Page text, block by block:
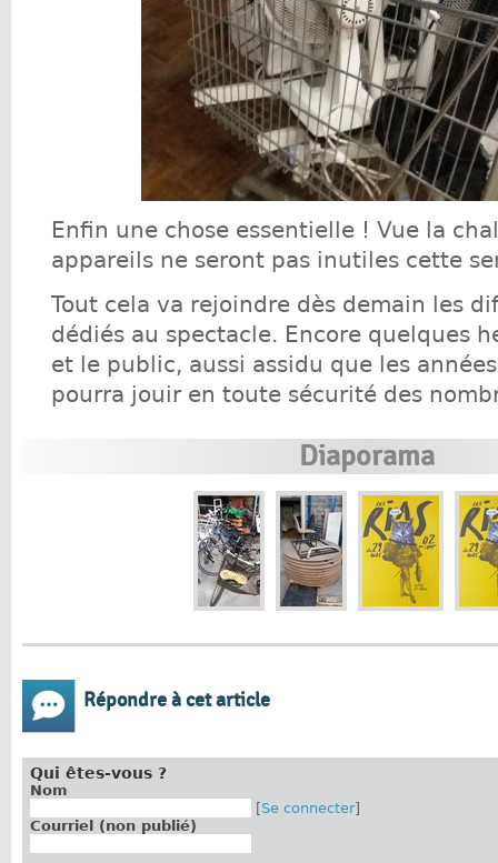
Enfin une chose essentielle ! Vue la
appareils ne seront pas inutiles cette
Tout cela va rejoindre dès demain les
dédiés au spectacle. Encore quelques
et le public, aussi assidu que les
pourra jouir en toute sécurité des
Diaporama
Répondre à cet article
Qui êtes-vous ?
Nom
[Se connecter]
Courriel (non publié)